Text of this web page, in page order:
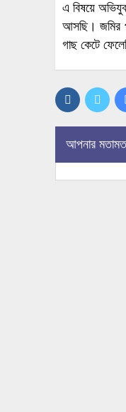
এ বিষয়ে
আসছি। জমির
গাছ কেটে
আপনার